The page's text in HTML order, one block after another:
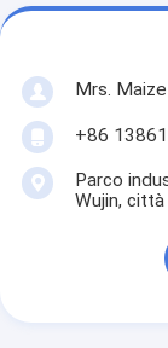
Mrs. Maize
+86
Parco
Wujin, città